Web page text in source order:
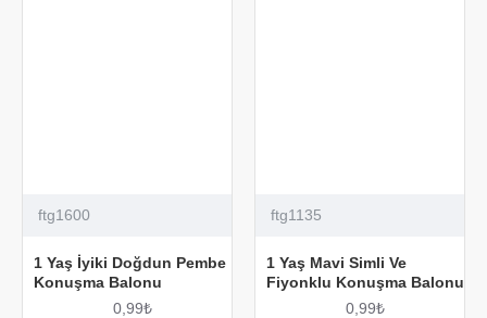
ftg1600
1 Yaş İyiki Doğdun Pembe
Konuşma Balonu
0,99₺
ftg1135
1 Yaş Mavi Simli Ve
Fiyonklu Konuşma Balonu
0,99₺